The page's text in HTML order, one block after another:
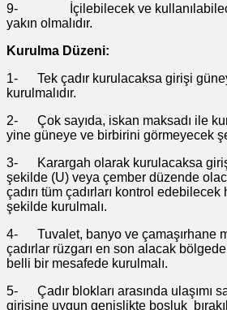
9- İçilebilecek ve
yakın olmalıdır.
Kurulma Düzeni:
1- Tek çadır kurulacaksa girişi
kurulmalıdır.
2- Çok sayıda, iskan maksadı ile
yine güneye ve birbirini görmeyecek
3- Karargah olarak kurulacaksa
şekilde (U) veya çember düzende
çadırı tüm çadırları kontrol
şekilde kurulmalı.
4- Tuvalet, banyo ve çamaşırhane
çadırlar rüzgarı en son alacak
belli bir mesafede kurulmalı.
5- Çadır blokları arasında ulaşımı
girişine uygun genişlikte boşluk